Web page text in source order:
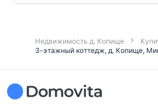
Недвижимость д. Копище
3-этажный коттедж, д. Копище,